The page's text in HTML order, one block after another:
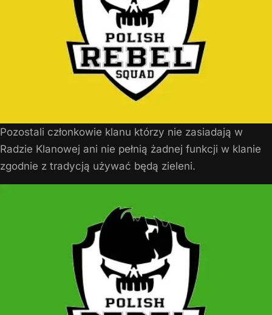
Pozostali członkowie klanu którzy nie zasiadają w
Radzie Klanowej ani nie pełnią żadnej funkcji w klanie
zgodnie z tradycją używać będą zieleni.